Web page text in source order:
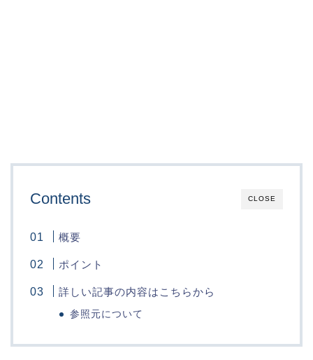
CLOSE
Contents
概要
ポイント
詳しい記事の内容はこちらから
参照元について